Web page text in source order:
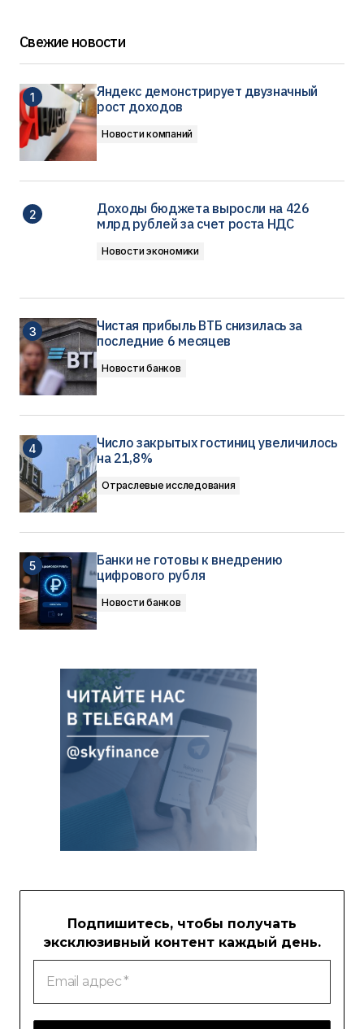
Свежие новости
Яндекс демонстрирует двузначный
рост доходов
Новости компаний
Доходы бюджета выросли на 426
млрд рублей за счет роста НДС
Новости экономики
Чистая прибыль ВТБ снизилась за
последние 6 месяцев
Новости банков
Число закрытых гостиниц увеличилось
на 21,8%
Отраслевые исследования
Банки не готовы к внедрению
цифрового рубля
Новости банков
Подпишитесь, чтобы получать
эксклюзивный контент каждый день.
Email
адрес